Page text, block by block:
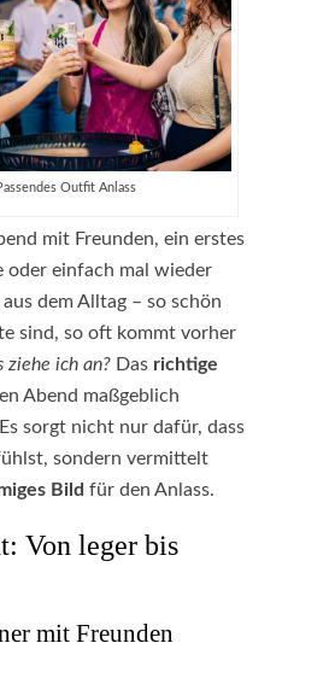
Outfit Anlass
mit Freunden, ein erstes
oder einfach mal wieder
aus dem Alltag – so schön
sind, so oft kommt vorher
ziehe ich an? Das richtige
Abend maßgeblich
sorgt nicht nur dafür, dass
sondern vermittelt
Bild für den Anlass.
Von leger bis
mit Freunden